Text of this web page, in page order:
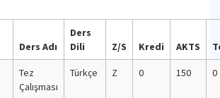
Ders Adı
Ders
Dili
Z/S Kredi AKTS
Tez
Çalışması
Türkçe Z 0 150 0